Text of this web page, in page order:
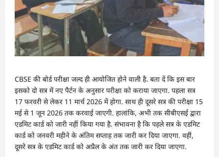
CBSE की बोर्ड परीक्षा जल्द ही आयोजित होने वाली है. बता दें कि इस बार
इसको दो सत्र में नए पैर्टन के अनुसार परीक्षा को कराया जाएगा. पहला सत्र
17 फरवरी से लेकर 11 मार्च 2026 में होगा. साथ ही दूसरे सत्र की परीक्षा 15
मई से 1 जून 2026 तक करवाई जाएगी. हालांकि, अभी तक सीबीएसई द्वारा
एडमिट कार्ड को जारी नहीं किया गया है. संभावना है कि पहले सत्र के एडमिट
कार्ड को जनवरी महीने के अंतिम सप्ताह तक जारी कर दिया जाएगा. वहीं,
दूसरे सत्र के एडमिट कार्ड को अप्रैल के अंत तक जारी कर दिया जाएगा.